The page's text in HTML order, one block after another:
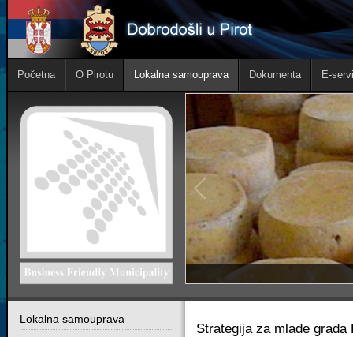
Početna O Pirotu Lokalna samouprava Dokumenta E-
Strategija za mlade grada
Lokalna samouprava